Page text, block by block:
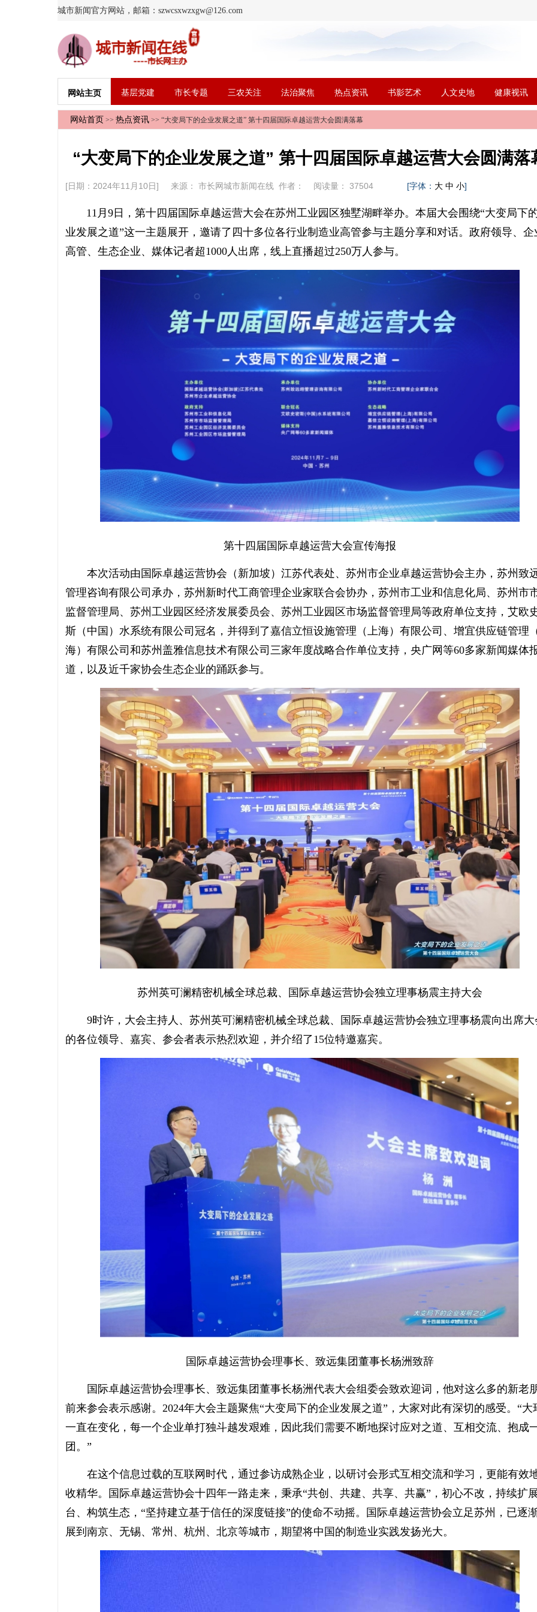
城市新闻官方网站，邮箱：szwcsxwzxgw@126.com
网站主页 基层党建 市长专题 三农关注 法治聚焦 热点资讯 书影艺术 人文史地 健康视讯
网站首页 >> 热点资讯 >> “大变局下的企业发展之道” 第十四届国际卓越运营大会圆满落幕
“大变局下的企业发展之道” 第十四届国际卓越运营大会圆满落
[日期：2024年11月10日] 来源： 市长网城市新闻在线 作者： 阅读量： 37504 [字体： 大 中 小]
11月9日，第十四届国际卓越运营大会在苏州工业园区独墅湖畔举办。本届大会围绕“大变局下
业发展之道”这一主题展开，邀请了四十多位各行业制造业高管参与主题分享和对话。政府领导、企
高管、生态企业、媒体记者超1000人出席，线上直播超过250万人参与。
第十四届国际卓越运营大会宣传海报
本次活动由国际卓越运营协会（新加坡）江苏代表处、苏州市企业卓越运营协会主办，苏州致
管理咨询有限公司承办，苏州新时代工商管理企业家联合会协办，苏州市工业和信息化局、苏州市
监督管理局、苏州工业园区经济发展委员会、苏州工业园区市场监督管理局等政府单位支持，艾欧
斯（中国）水系统有限公司冠名，并得到了嘉信立恒设施管理（上海）有限公司、增宜供应链管理
海）有限公司和苏州盖雅信息技术有限公司三家年度战略合作单位支持，央广网等60多家新闻媒体
道，以及近千家协会生态企业的踊跃参与。
苏州英可澜精密机械全球总裁、国际卓越运营协会独立理事杨震主持大会
9时许，大会主持人、苏州英可澜精密机械全球总裁、国际卓越运营协会独立理事杨震向出席大
的各位领导、嘉宾、参会者表示热烈欢迎，并介绍了15位特邀嘉宾。
国际卓越运营协会理事长、致远集团董事长杨洲致辞
国际卓越运营协会理事长、致远集团董事长杨洲代表大会组委会致欢迎词，他对这么多的新老
前来参会表示感谢。2024年大会主题聚焦“大变局下的企业发展之道”，大家对此有深切的感受。“大
一直在变化，每一个企业单打独斗越发艰难，因此我们需要不断地探讨应对之道、互相交流、抱成
团。”
在这个信息过载的互联网时代，通过参访成熟企业，以研讨会形式互相交流和学习，更能有效
收精华。国际卓越运营协会十四年一路走来，秉承“共创、共建、共享、共赢”，初心不改，持续扩
台、构筑生态，“坚持建立基于信任的深度链接”的使命不动摇。国际卓越运营协会立足苏州，已逐
展到南京、无锡、常州、杭州、北京等城市，期望将中国的制造业实践发扬光大。